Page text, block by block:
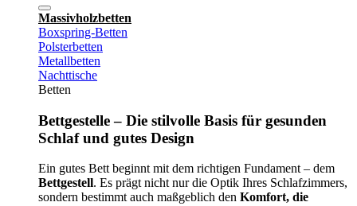
Massivholzbetten
Boxspring-Betten
Polsterbetten
Metallbetten
Nachttische
Betten
Bettgestelle – Die stilvolle Basis für gesunden
Schlaf und gutes Design
Ein gutes Bett beginnt mit dem richtigen Fundament – dem
Bettgestell. Es prägt nicht nur die Optik Ihres Schlafzimmers,
sondern bestimmt auch maßgeblich den Komfort, die